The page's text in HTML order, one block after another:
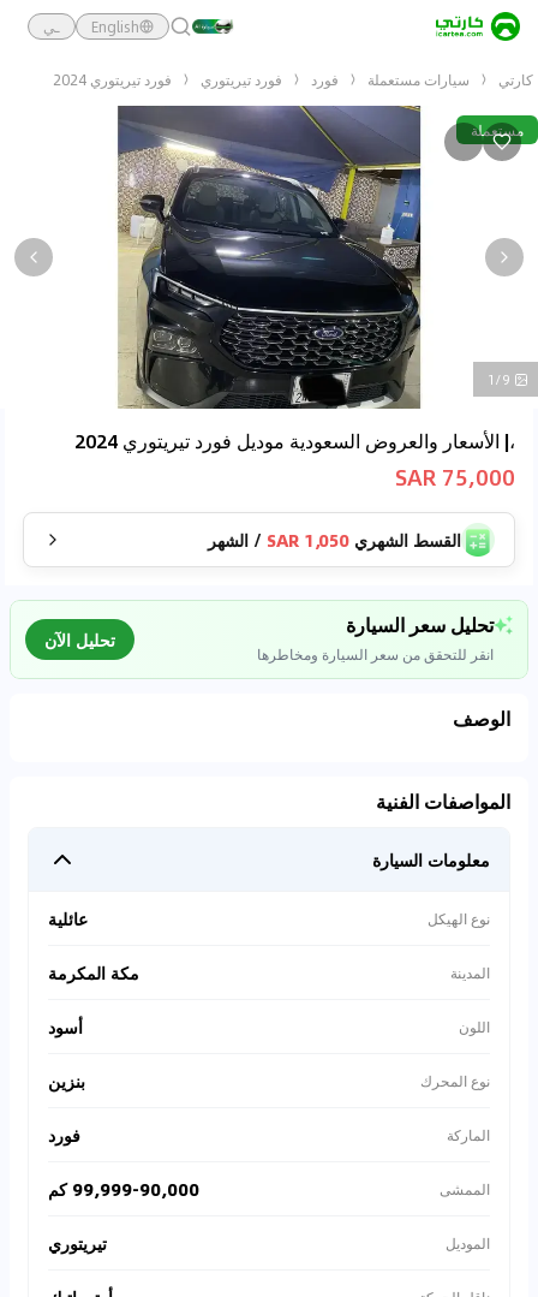
English ـي
كارتي سيارات مستعملة فورد فورد تيريتوري فورد تيريتوري 2024
مستعملة
1/9
،| الأسعار والعروض السعودية موديل فورد تيريتوري 2024
75,000 SAR
القسط الشهري 1,050 SAR
/ الشهر
تحليل سعر السيارة
انقر للتحقق من سعر السيارة ومخاطرها
تحليل الآن
الوصف
المواصفات الفنية
معلومات السيارة
نوع الهيكل عائلية
المدينة مكة المكرمة
اللون أسود
نوع المحرك بنزين
الماركة فورد
الممشى 99,999-90,000 كم
الموديل تيريتوري